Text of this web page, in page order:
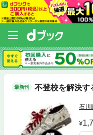
最新刊 不登校を解決
石川